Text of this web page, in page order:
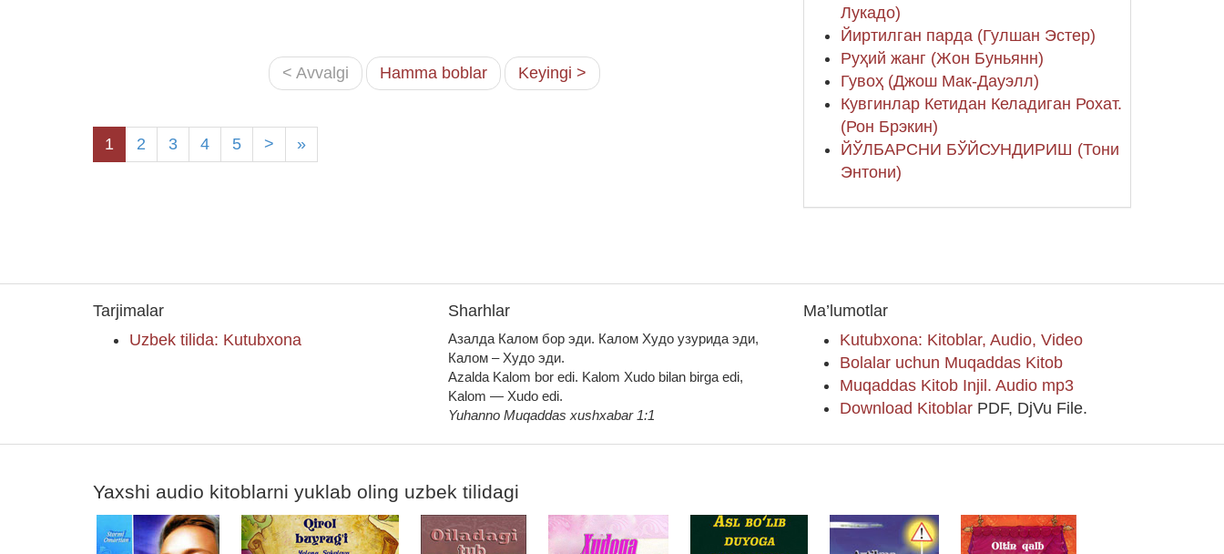
< Avvalgi Hamma boblar Keyingi >
1 2 3 4 5 > »
Лукадо)
Йиртилган парда (Гулшан Эстер)
Руҳий жанг (Жон Буньянн)
Гувоҳ (Джош Мак-Дауэлл)
Кувгинлар Кетидан Келадиган Рохат.
(Рон Брэкин)
ЙЎЛБАРСНИ БЎЙСУНДИРИШ (Тони
Энтони)
Tarjimalar
Uzbek tilida: Kutubxona
Sharhlar
Азалда Калом бор эди. Калом Худо узурида эди,
Калом – Худо эди.
Azalda Kalom bor edi. Kalom Xudo bilan birga edi,
Kalom — Xudo edi.
Yuhanno Muqaddas xushxabar 1:1
Ma’lumotlar
Kutubxona: Kitoblar, Audio, Video
Bolalar uchun Muqaddas Kitob
Muqaddas Kitob Injil. Audio mp3
Download Kitoblar PDF, DjVu File.
Yaxshi audio kitoblarni yuklab oling uzbek tilidagi